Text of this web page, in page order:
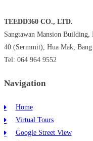
TEEDD360 CO., LTD.
Sangtawan Mansion
40 (Sermmit), Hua Mak,
Tel: 064 964 9552
Navigation
Home
Virtual Tours
Google Street View